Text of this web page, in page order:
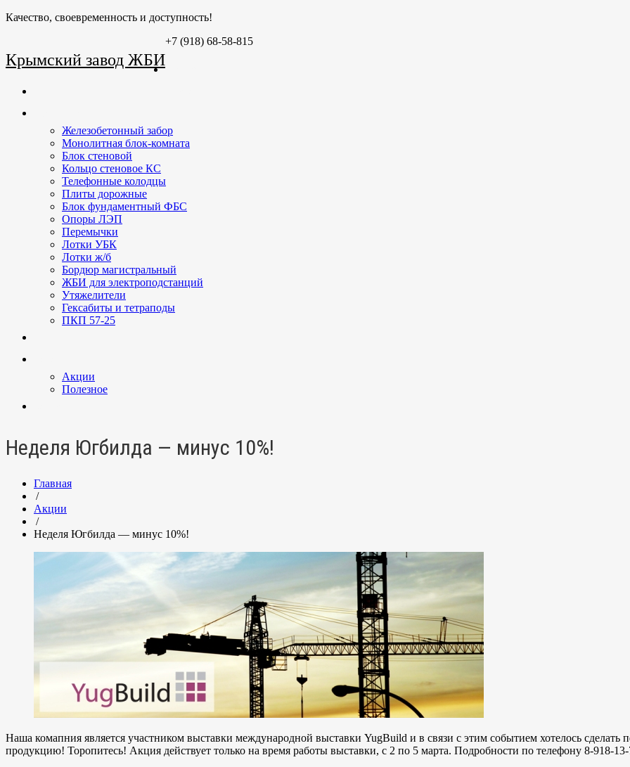
Качество, своевременность и доступность!
Крымский завод ЖБИ
+7 (918) 68-58-815
Железобетонный забор
Монолитная блок-комната
Блок стеновой
Кольцо стеновое КС
Телефонные колодцы
Плиты дорожные
Блок фундаментный ФБС
Опоры ЛЭП
Перемычки
Лотки УБК
Лотки ж/б
Бордюр магистральный
ЖБИ для электроподстанций
Утяжелители
Гексабиты и тетраподы
ПКП 57-25
Акции
Полезное
Неделя Югбилда — минус 10%!
Главная
/
Акции
/
Неделя Югбилда — минус 10%!
Наша комапния является участником выставки международной выставки YugBuild и в связи с этим событием хотелось
продукцию! Торопитесь! Акция действует только на время работы выставки, с 2 по 5 марта. Подробности по телефону 8-918-